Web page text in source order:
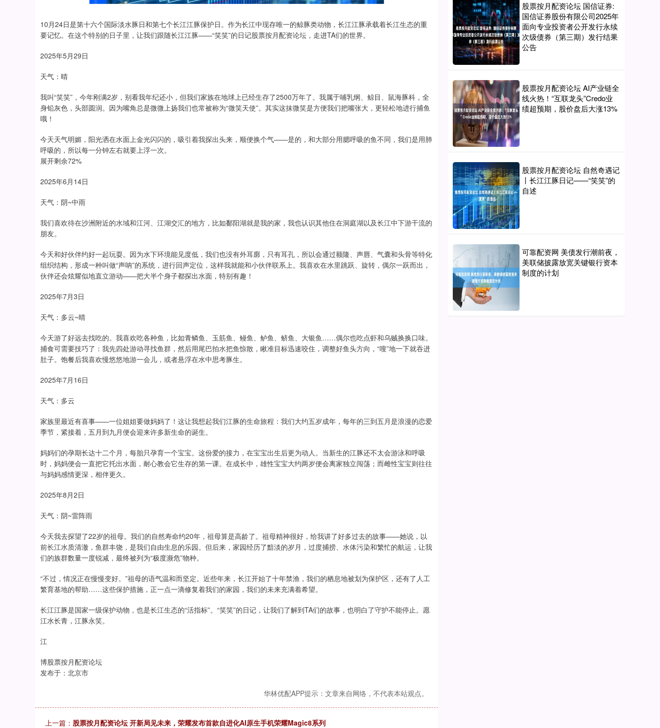
10月24日是第十六个国际淡水豚日和第七个长江江豚保护日。作为长江中现存唯一的鲸豚类动物，长江江豚承载着长江生态的重
要记忆。在这个特别的日子里，让我们跟随长江江豚——“笑笑”的日记股票按月配资论坛，走进TA们的世界。
2025年5月29日
天气：晴
我叫“笑笑”，今年刚满2岁，别看我年纪还小，但我们家族在地球上已经生存了2500万年了。我属于哺乳纲、鲸目、鼠海豚科，全
身铅灰色，头部圆润。因为嘴角总是微微上扬我们也常被称为“微笑天使”。其实这抹微笑是方便我们把嘴张大，更轻松地进行捕鱼
哦！
今天天气明媚，阳光洒在水面上金光闪闪的，吸引着我探出头来，顺便换个气——是的，和大部分用腮呼吸的鱼不同，我们是用肺
呼吸的，所以每一分钟左右就要上浮一次。
展开剩余72%
2025年6月14日
天气：阴~中雨
我们喜欢待在沙洲附近的水域和江河、江湖交汇的地方，比如鄱阳湖就是我的家，我也认识其他住在洞庭湖以及长江中下游干流的
朋友。
今天和好伙伴约好一起玩耍。因为水下环境能见度低，我们也没有外耳廓，只有耳孔，所以会通过额隆、声唇、气囊和头骨等特化
组织结构，形成一种叫做“声呐”的系统，进行回声定位，这样我就能和小伙伴联系上。我喜欢在水里跳跃、旋转，偶尔一跃而出，
伙伴还会炫耀似地直立游动——把大半个身子都探出水面，特别有趣！
2025年7月3日
天气：多云~晴
今天游了好远去找吃的。我喜欢吃各种鱼，比如青鳞鱼、玉筋鱼、鳗鱼、鲈鱼、鲚鱼、大银鱼……偶尔也吃点虾和乌贼换换口味。
捕食可需要技巧了：我先四处游动寻找鱼群，然后用尾巴拍水把鱼惊散，瞅准目标迅速咬住，调整好鱼头方向，“嗖”地一下就吞进
肚子。饱餐后我喜欢慢悠悠地游一会儿，或者悬浮在水中思考豚生。
2025年7月16日
天气：多云
家族里最近有喜事——一位姐姐要做妈妈了！这让我想起我们江豚的生命旅程：我们大约五岁成年，每年的三到五月是浪漫的恋爱
季节，紧接着，五月到九月便会迎来许多新生命的诞生。
妈妈们的孕期长达十二个月，每胎只孕育一个宝宝。这份爱的接力，在宝宝出生后更为动人。当新生的江豚还不太会游泳和呼吸
时，妈妈便会一直把它托出水面，耐心教会它生存的第一课。在成长中，雄性宝宝大约两岁便会离家独立闯荡；而雌性宝宝则往往
与妈妈感情更深，相伴更久。
2025年8月2日
天气：阴~雷阵雨
今天我去探望了22岁的祖母。我们的自然寿命约20年，祖母算是高龄了。祖母精神很好，给我讲了好多过去的故事——她说，以
前长江水质清澈，鱼群丰饶，是我们自由生息的乐园。但后来，家园经历了黯淡的岁月，过度捕捞、水体污染和繁忙的航运，让我
们的族群数量一度锐减，最终被列为“极度濒危”物种。
“不过，情况正在慢慢变好。”祖母的语气温和而坚定。近些年来，长江开始了十年禁渔，我们的栖息地被划为保护区，还有了人工
繁育基地的帮助……这些保护措施，正一点一滴修复着我们的家园，我们的未来充满着希望。
长江江豚是国家一级保护动物，也是长江生态的“活指标”。“笑笑”的日记，让我们了解到TA们的故事，也明白了守护不能停止。愿
江水长青，江豚永笑。
江
博股票按月配资论坛
发布于：北京市
华林优配APP提示：文章来自网络，不代表本站观点。
上一篇： 股票按月配资论坛 开新局见未来，荣耀发布首款自进化AI原生手机荣耀Magic8系列
股票按月配资论坛 国信证券:
国信证券股份有限公司2025年
面向专业投资者公开发行永续
次级债券（第三期）发行结果
公告
股票按月配资论坛 AI产业链全
线火热！“互联龙头”Credo业
绩超预期，股价盘后大涨13%
股票按月配资论坛 自然奇遇记
丨长江江豚日记——“笑笑”的
自述
可靠配资网 美债发行潮前夜，
美联储披露放宽关键银行资本
制度的计划